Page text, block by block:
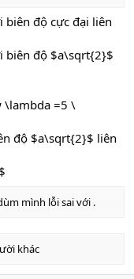
biên độ cực đại liên
biên độ $a\sqrt{2}$
\lambda =5 \
độ $a\sqrt{2}$ liên
mình lỗi sai với .
khác